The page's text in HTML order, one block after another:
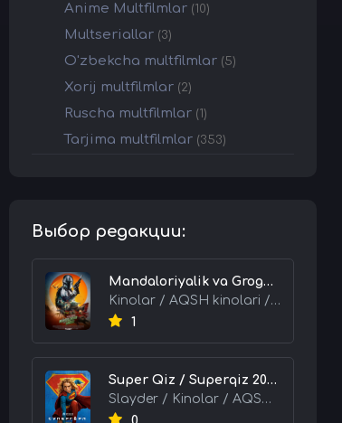
Anime Multfilmlar (10)
Multseriallar (3)
O'zbekcha multfilmlar (5)
Xorij multfilmlar (2)
Ruscha multfilmlar (1)
Tarjima multfilmlar (353)
Выбор редакции:
Mandaloriyalik va Grogu 2026 HD Uzbek tilida Tarjima kino skachat tas-ix
Kinolar / AQSH kinolari / Tarjima kinolar
1
Super Qiz / Superqiz 2026 HD Uzbek tilida Tarjima kino skachat tas-ix
Slayder / Kinolar / AQSH kinolari / Tarjima kinolar